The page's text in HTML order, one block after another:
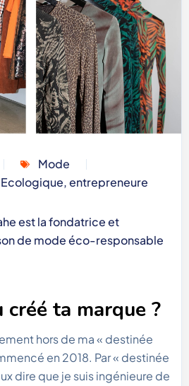
Mode
Ecologique,entrepreneure
est la fondatrice et
de mode éco-responsable
créé ta marque ?
hors de ma « destinée
en 2018. Par « destinée
dire que je suis ingénieure de